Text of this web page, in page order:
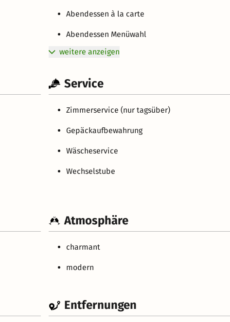
Abendessen à la carte
Abendessen Menüwahl
weitere anzeigen
Service
Zimmerservice (nur tagsüber)
Gepäckaufbewahrung
Wäscheservice
Wechselstube
Atmosphäre
charmant
modern
Entfernungen